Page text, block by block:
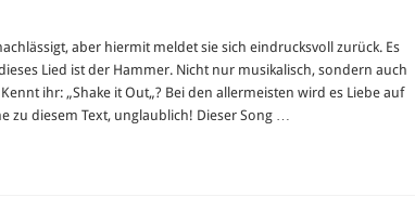
aber hiermit meldet sie sich eindrucksvoll zurück. Es
Lied ist der Hammer. Nicht nur musikalisch, sondern auch
ihr: „Shake it Out„? Bei den allermeisten wird es Liebe auf
zu diesem Text, unglaublich! Dieser Song …